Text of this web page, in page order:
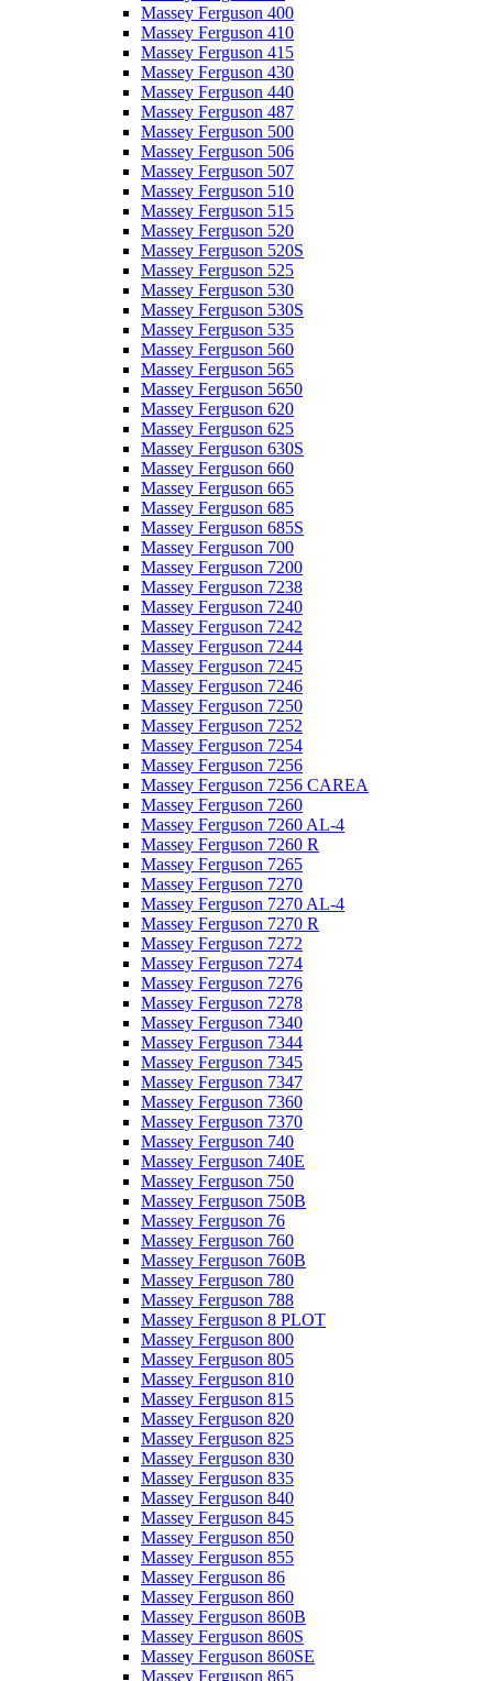
Massey Ferguson 400
Massey Ferguson 410
Massey Ferguson 415
Massey Ferguson 430
Massey Ferguson 440
Massey Ferguson 487
Massey Ferguson 500
Massey Ferguson 506
Massey Ferguson 507
Massey Ferguson 510
Massey Ferguson 515
Massey Ferguson 520
Massey Ferguson 520S
Massey Ferguson 525
Massey Ferguson 530
Massey Ferguson 530S
Massey Ferguson 535
Massey Ferguson 560
Massey Ferguson 565
Massey Ferguson 5650
Massey Ferguson 620
Massey Ferguson 625
Massey Ferguson 630S
Massey Ferguson 660
Massey Ferguson 665
Massey Ferguson 685
Massey Ferguson 685S
Massey Ferguson 700
Massey Ferguson 7200
Massey Ferguson 7238
Massey Ferguson 7240
Massey Ferguson 7242
Massey Ferguson 7244
Massey Ferguson 7245
Massey Ferguson 7246
Massey Ferguson 7250
Massey Ferguson 7252
Massey Ferguson 7254
Massey Ferguson 7256
Massey Ferguson 7256 CAREA
Massey Ferguson 7260
Massey Ferguson 7260 AL-4
Massey Ferguson 7260 R
Massey Ferguson 7265
Massey Ferguson 7270
Massey Ferguson 7270 AL-4
Massey Ferguson 7270 R
Massey Ferguson 7272
Massey Ferguson 7274
Massey Ferguson 7276
Massey Ferguson 7278
Massey Ferguson 7340
Massey Ferguson 7344
Massey Ferguson 7345
Massey Ferguson 7347
Massey Ferguson 7360
Massey Ferguson 7370
Massey Ferguson 740
Massey Ferguson 740E
Massey Ferguson 750
Massey Ferguson 750B
Massey Ferguson 76
Massey Ferguson 760
Massey Ferguson 760B
Massey Ferguson 780
Massey Ferguson 788
Massey Ferguson 8 PLOT
Massey Ferguson 800
Massey Ferguson 805
Massey Ferguson 810
Massey Ferguson 815
Massey Ferguson 820
Massey Ferguson 825
Massey Ferguson 830
Massey Ferguson 835
Massey Ferguson 840
Massey Ferguson 845
Massey Ferguson 850
Massey Ferguson 855
Massey Ferguson 86
Massey Ferguson 860
Massey Ferguson 860B
Massey Ferguson 860S
Massey Ferguson 860SE
Massey Ferguson 865